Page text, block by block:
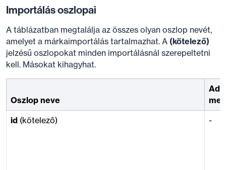
Importálás oszlopai
A táblázatban megtalálja az összes olyan oszlop nevét,
amelyet a márkaimportálás tartalmazhat. A (kötelező)
jelzésű oszlopokat minden importálásnál szerepeltetni
kell. Másokat kihagyhat.
Oszlop neve
id (kötelező) -